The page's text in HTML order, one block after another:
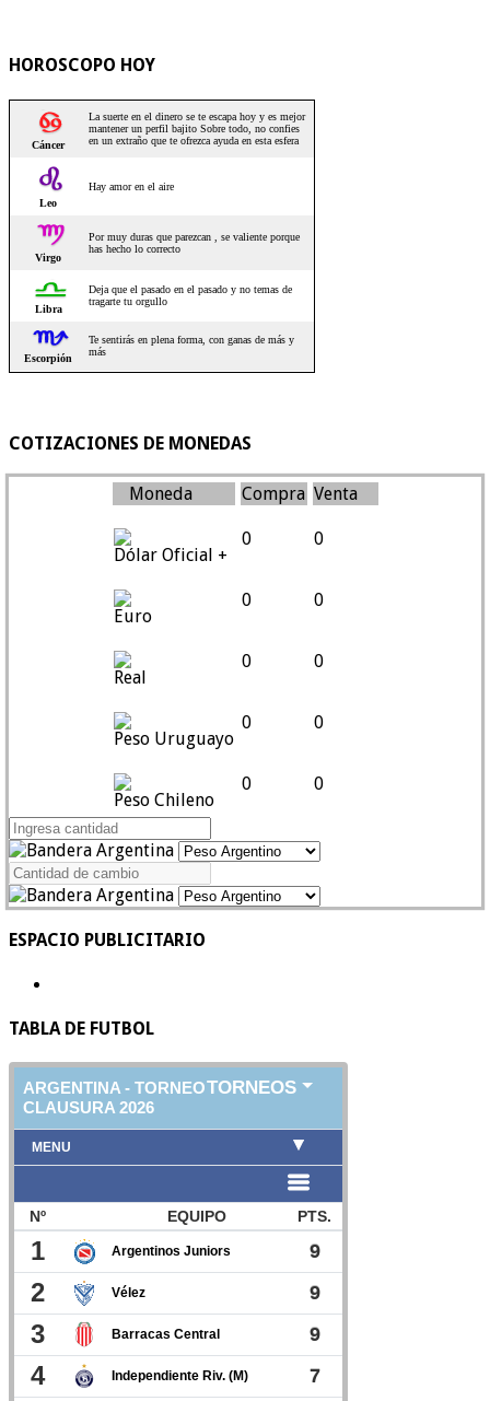
HOROSCOPO HOY
COTIZACIONES DE MONEDAS
Moneda Compra Venta
Dólar Oficial +
0 0
Euro
0 0
Real
0 0
Peso Uruguayo
0 0
Peso Chileno
0 0
ESPACIO PUBLICITARIO
TABLA DE FUTBOL